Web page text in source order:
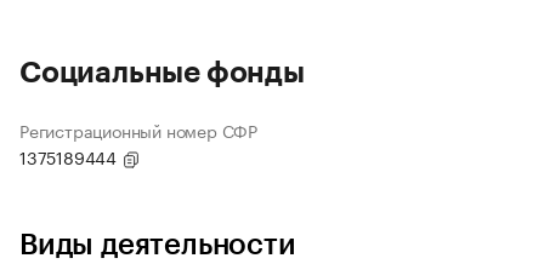
Социальные фонды
Регистрационный номер СФР
1375189444
Виды деятельности